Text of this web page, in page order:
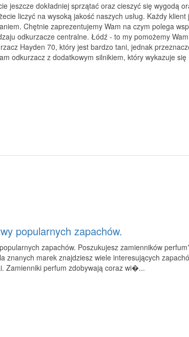
jeszcze dokładniej sprzątać oraz cieszyć się wygodą
liczyć na wysoką jakość naszych usług. Każdy
Chętnie zaprezentujemy Wam na czym polega
odkurzacze centralne. Łódź - to my pomożemy
Hayden 70, który jest bardzo tani, jednak
odkurzacz z dodatkowym silnikiem, który wykazuje
popularnych zapachów.
zapachów. Poszukujesz zamienników
znanych marek znajdziesz wiele interesujących
Zamienniki perfum zdobywają coraz wi�...